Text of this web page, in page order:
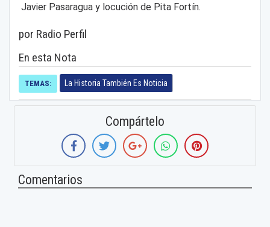
Javier Pasaragua y locución de Pita Fortín.
por Radio Perfil
En esta Nota
TEMAS: La Historia También Es Noticia
Compártelo
Comentarios